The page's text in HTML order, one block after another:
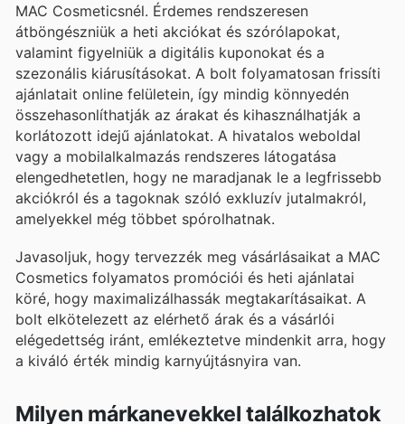
MAC Cosmeticsnél. Érdemes rendszeresen
átböngészniük a heti akciókat és szórólapokat,
valamint figyelniük a digitális kuponokat és a
szezonális kiárusításokat. A bolt folyamatosan frissíti
ajánlatait online felületein, így mindig könnyedén
összehasonlíthatják az árakat és kihasználhatják a
korlátozott idejű ajánlatokat. A hivatalos weboldal
vagy a mobilalkalmazás rendszeres látogatása
elengedhetetlen, hogy ne maradjanak le a legfrissebb
akciókról és a tagoknak szóló exkluzív jutalmakról,
amelyekkel még többet spórolhatnak.
Javasoljuk, hogy tervezzék meg vásárlásaikat a MAC
Cosmetics folyamatos promóciói és heti ajánlatai
köré, hogy maximalizálhassák megtakarításaikat. A
bolt elkötelezett az elérhető árak és a vásárlói
elégedettség iránt, emlékeztetve mindenkit arra, hogy
a kiváló érték mindig karnyújtásnyira van.
Milyen márkanevekkel találkozhatok